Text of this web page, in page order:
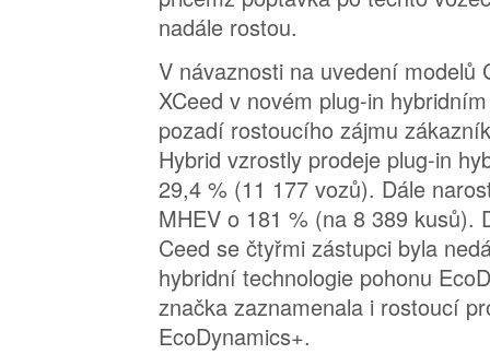
nadále rostou.
V návaznosti na uvedení modelů
XCeed v novém plug-in
pozadí rostoucího zájmu
Hybrid vzrostly prodeje plug-in
29,4 % (11 177 vozů). Dále
MHEV o 181 % (na 8 389 kusů).
Ceed se čtyřmi zástupci byla
hybridní technologie pohonu
značka zaznamenala i rostoucí
EcoDynamics+.